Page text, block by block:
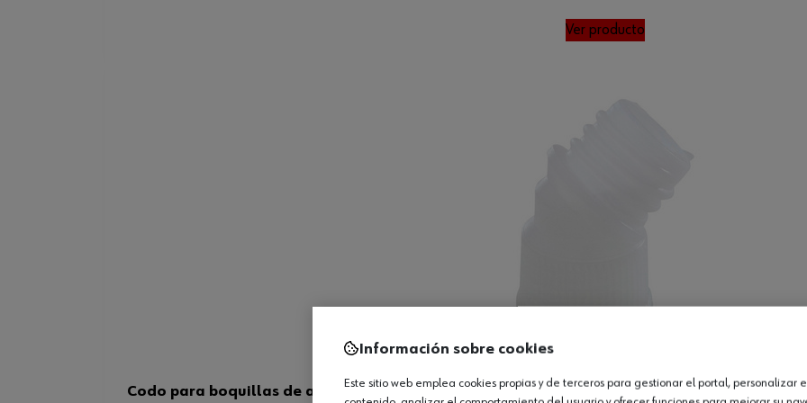
Ver producto
Codo para boquillas de aplicación
Información sobre cookies
Este sitio web emplea cookies propias y de terceros para gestionar el portal, personalizar